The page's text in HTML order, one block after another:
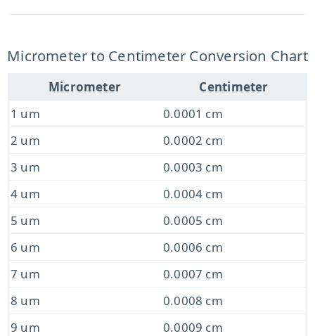
Micrometer to Centimeter Conversion Chart
Micrometer
Centimeter
1 um
0.0001 cm
2 um
0.0002 cm
3 um
0.0003 cm
4 um
0.0004 cm
5 um
0.0005 cm
6 um
0.0006 cm
7 um
0.0007 cm
8 um
0.0008 cm
9 um
0.0009 cm